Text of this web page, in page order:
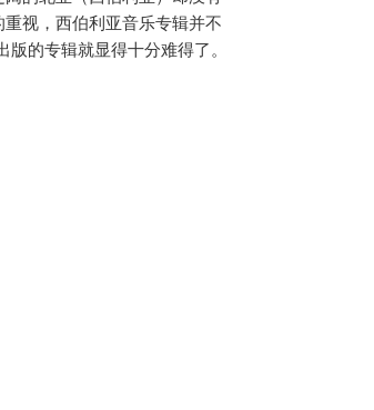
视，西伯利亚音乐专辑并不
版的专辑就显得十分难得了。